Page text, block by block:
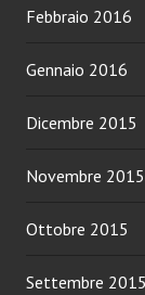
Febbraio 2016
Gennaio 2016
Dicembre 2015
Novembre 2015
Ottobre 2015
Settembre 2015